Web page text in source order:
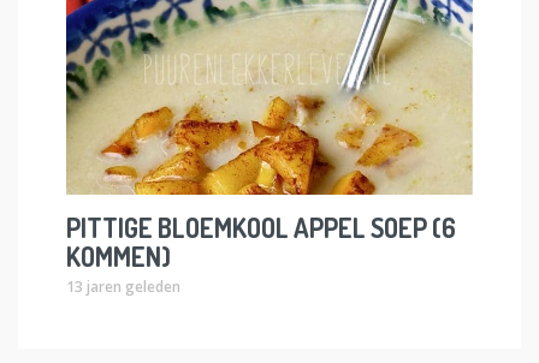
PITTIGE BLOEMKOOL APPEL SOEP (6
KOMMEN)
13 jaren geleden